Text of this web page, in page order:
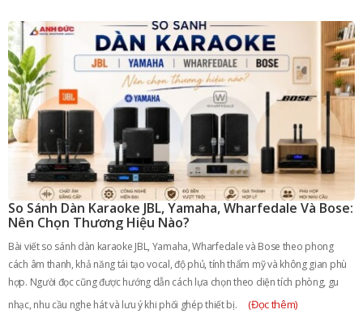
So Sánh Dàn Karaoke JBL, Yamaha, Wharfedale Và Bose:
Nên Chọn Thương Hiệu Nào?
Bài viết so sánh dàn karaoke JBL, Yamaha, Wharfedale và Bose theo phong
cách âm thanh, khả năng tái tạo vocal, độ phủ, tính thẩm mỹ và không gian phù
hợp. Người đọc cũng được hướng dẫn cách lựa chọn theo diện tích phòng, gu
nhạc, nhu cầu nghe hát và lưu ý khi phối ghép thiết bị.
(Đọc thêm)